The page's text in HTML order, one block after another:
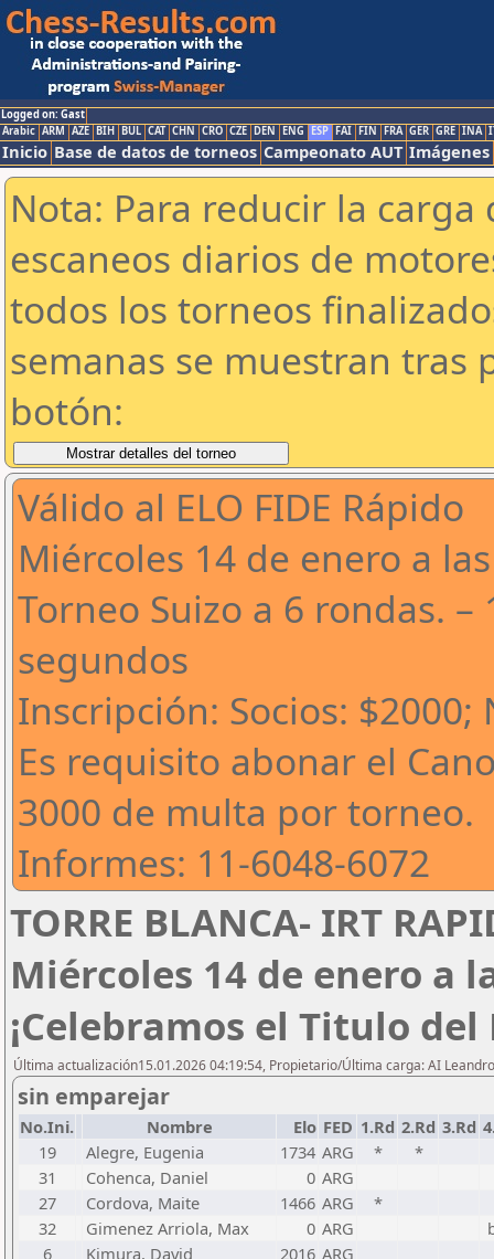
Logged on: Gast
Arabic ARM AZE BIH BUL CAT CHN CRO CZE DEN ENG ESP FAI FIN FRA GER GRE INA
Inicio Base de datos de torneos Campeonato AUT Imágenes
Nota: Para reducir la
escaneos diarios de
todos los torneos
semanas se muestran tras
botón:
Válido al ELO FIDE Rápido
Miércoles 14 de enero a
Torneo Suizo a 6 rondas.
segundos
Inscripción: Socios: $2000;
Es requisito abonar el
3000 de multa por torneo.
Informes: 11-6048-6072
TORRE BLANCA- IRT
Miércoles 14 de enero a
¡Celebramos el Titulo
Última actualización15.01.2026 04:19:54, Propietario/Última carga: AI
sin emparejar
No.Ini. Nombre Elo FED 1.Rd 2.Rd 3.Rd
19
Alegre, Eugenia 1734 ARG *
*
31
Cohenca, Daniel 0 ARG
27
Cordova, Maite 1466 ARG
*
32
Gimenez Arriola, Max 0 ARG
6
Kimura, David 2016 ARG